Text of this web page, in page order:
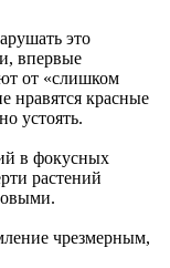
это
впервые
от «слишком
нравятся красные
устоять.
в фокусных
растений
чрезмерным,